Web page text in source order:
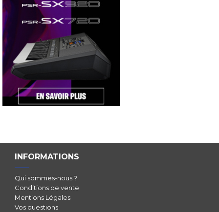
INFORMATIONS
Qui sommes-nous ?
Conditions de vente
Mentions Légales
Vos questions